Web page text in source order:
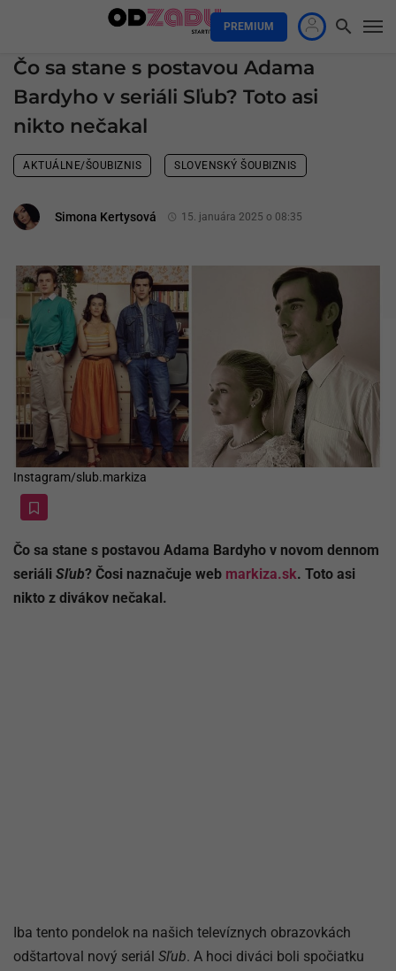
PREMIUM
Čo sa stane s postavou Adama
Bardyho v seriáli Sľub? Toto asi
nikto nečakal
AKTUÁLNE/ŠOUBIZNIS SLOVENSKÝ ŠOUBIZNIS
Simona Kertysová 15. januára 2025 o 08:35
Instagram/slub.markiza
Čo sa stane s postavou Adama Bardyho v novom dennom
seriáli Sľub? Čosi naznačuje web markiza.sk. Toto asi
nikto z divákov nečakal.
Iba tento pondelok na našich televíznych obrazovkách
odštartoval nový seriál Sľub. A hoci diváci boli spočiatku